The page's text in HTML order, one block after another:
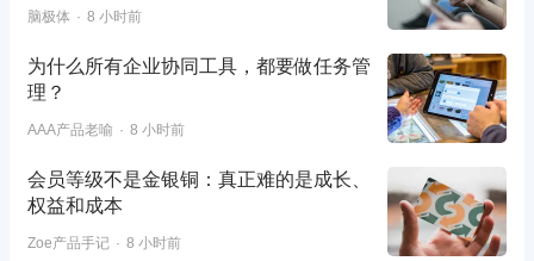
脑极体 8 小时前
为什么所有企业协同工具，都要做任务管
理？
AAA产品老喻 8 小时前
会员等级不是金银铜：真正难的是成长、
权益和成本
Zoe产品手记 8 小时前